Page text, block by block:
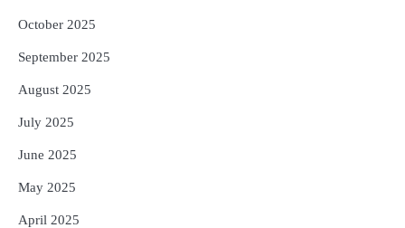
October 2025
September 2025
August 2025
July 2025
June 2025
May 2025
April 2025